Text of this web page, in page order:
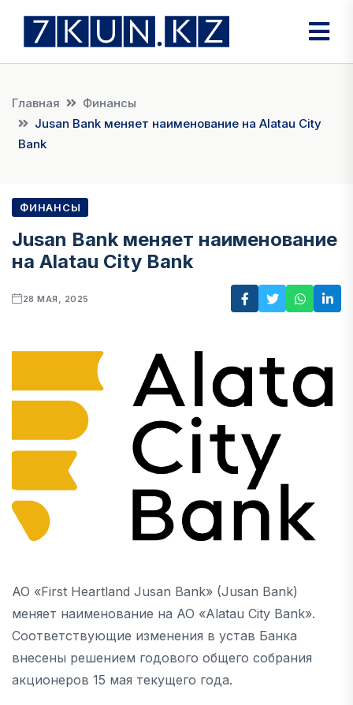
Главная
Финансы
Jusan Bank меняет наименование на Alatau City
Bank
ФИНАНСЫ
Jusan Bank меняет наименование
на Alatau City Bank
28 МАЯ, 2025
АО «First Heartland Jusan Bank» (Jusan Bank)
меняет наименование на АО «Alatau City Bank».
Соответствующие изменения в устав Банка
внесены решением годового общего собрания
акционеров 15 мая текущего года.